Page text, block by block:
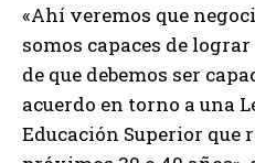
«Ahí veremos que
somos capaces de
de que debemos ser
acuerdo en torno a una
Educación Superior que